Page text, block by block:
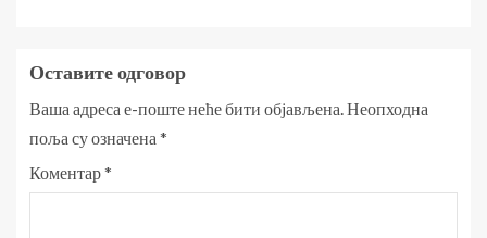
Оставите одговор
Ваша адреса е-поште неће бити објављена. Неопходна
поља су означена *
Коментар*